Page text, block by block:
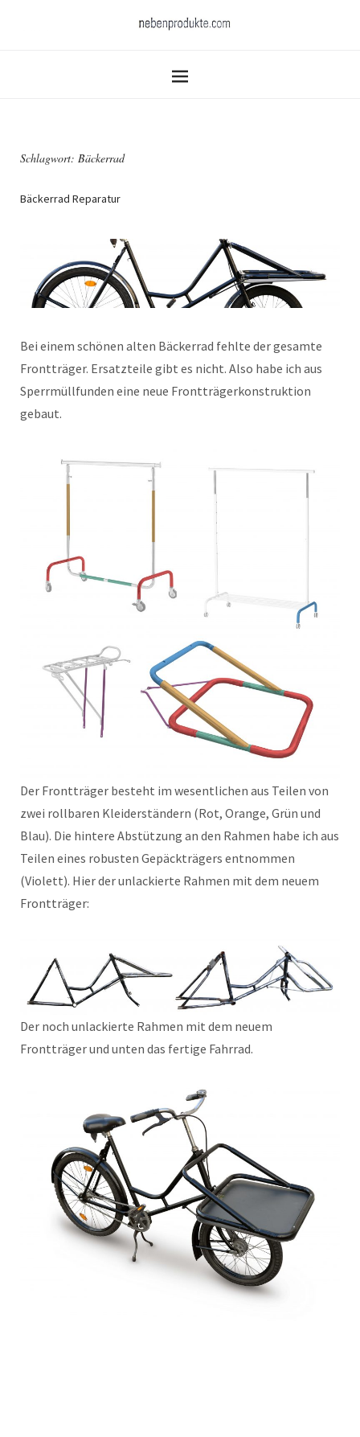
Schlagwort: Bäckerrad
Bäckerrad Reparatur
Bei einem schönen alten Bäckerrad fehlte der gesamte
Frontträger. Ersatzteile gibt es nicht. Also habe ich aus
Sperrmüllfunden eine neue Frontträgerkonstruktion
gebaut.
Der Frontträger besteht im wesentlichen aus Teilen von
zwei rollbaren Kleiderständern (Rot, Orange, Grün und
Blau). Die hintere Abstützung an den Rahmen habe ich aus
Teilen eines robusten Gepäckträgers entnommen
(Violett). Hier der unlackierte Rahmen mit dem neuem
Frontträger:
Der noch unlackierte Rahmen mit dem neuem
Frontträger und unten das fertige Fahrrad.